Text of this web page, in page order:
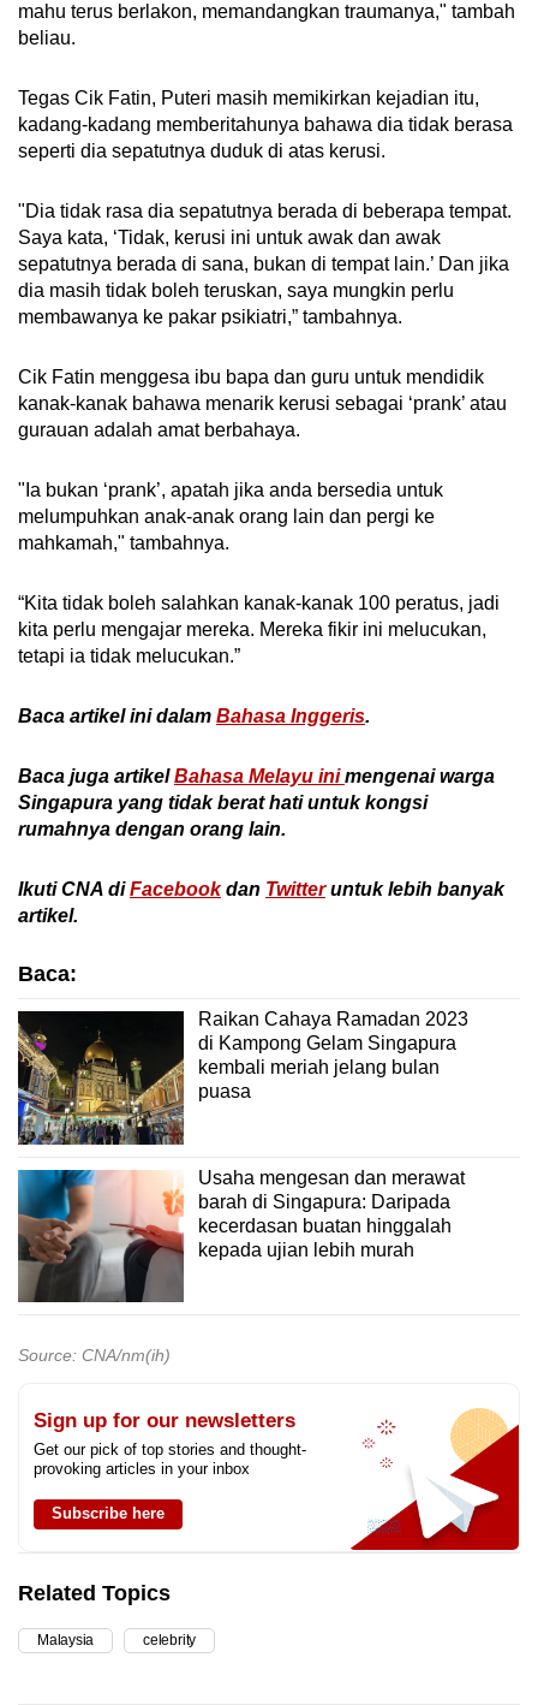
mahu terus berlakon, memandangkan traumanya," tambah
beliau.
Tegas Cik Fatin, Puteri masih memikirkan kejadian itu,
kadang-kadang memberitahunya bahawa dia tidak berasa
seperti dia sepatutnya duduk di atas kerusi.
"Dia tidak rasa dia sepatutnya berada di beberapa tempat.
Saya kata, ‘Tidak, kerusi ini untuk awak dan awak
sepatutnya berada di sana, bukan di tempat lain.’ Dan jika
dia masih tidak boleh teruskan, saya mungkin perlu
membawanya ke pakar psikiatri,” tambahnya.
Cik Fatin menggesa ibu bapa dan guru untuk mendidik
kanak-kanak bahawa menarik kerusi sebagai ‘prank’ atau
gurauan adalah amat berbahaya.
"Ia bukan ‘prank’, apatah jika anda bersedia untuk
melumpuhkan anak-anak orang lain dan pergi ke
mahkamah," tambahnya.
“Kita tidak boleh salahkan kanak-kanak 100 peratus, jadi
kita perlu mengajar mereka. Mereka fikir ini melucukan,
tetapi ia tidak melucukan.”
Baca artikel ini dalam Bahasa Inggeris.
Baca juga artikelBahasa Melayu inimengenai warga
Singapura yang tidak berat hati untuk kongsi
rumahnya dengan orang lain.
Ikuti CNA diFacebookdan Twitteruntuklebih banyak
artikel.
Baca:
Raikan Cahaya Ramadan 2023
di Kampong Gelam Singapura
kembali meriah jelang bulan
puasa
Usaha mengesan dan merawat
barah di Singapura: Daripada
kecerdasan buatan hinggalah
kepada ujian lebih murah
Source: CNA/nm(ih)
Sign up for our newsletters
Get our pick of top stories and thought-
provoking articles in your inbox
Subscribe here
Related Topics
Malaysia celebrity